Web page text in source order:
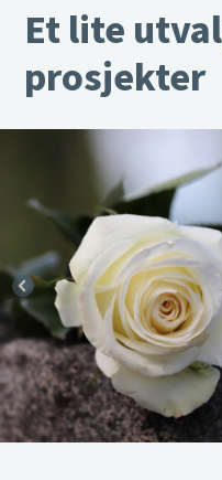
Et lite
prosjekter